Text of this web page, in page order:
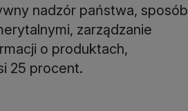
nadzór państwa, sposób
zarządzanie
o produktach,
25 procent.